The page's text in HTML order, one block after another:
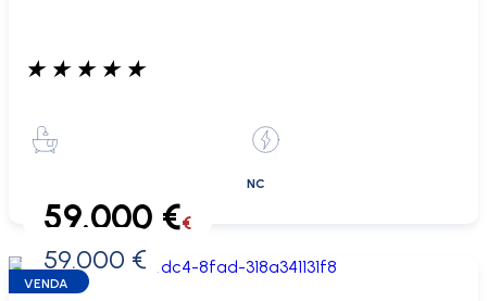
★ ★ ★ ★ ★
NC
0 €
59.000 €€
59.000 €
VENDA